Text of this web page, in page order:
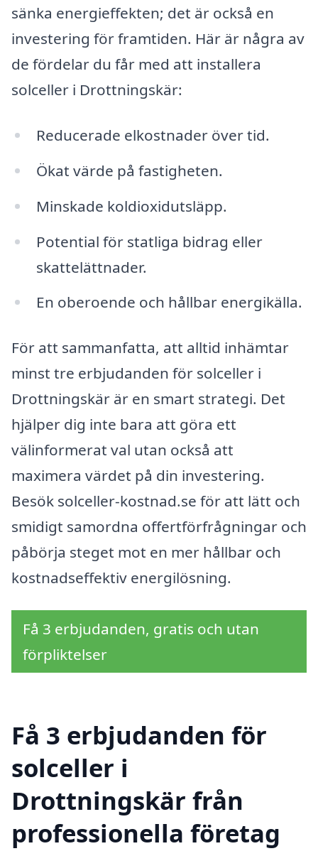
sänka energieffekten; det är också en
investering för framtiden. Här är några av
de fördelar du får med att installera
solceller i Drottningskär:
Reducerade elkostnader över tid.
Ökat värde på fastigheten.
Minskade koldioxidutsläpp.
Potential för statliga bidrag eller
skattelättnader.
En oberoende och hållbar energikälla.
För att sammanfatta, att alltid inhämtar
minst tre erbjudanden för solceller i
Drottningskär är en smart strategi. Det
hjälper dig inte bara att göra ett
välinformerat val utan också att
maximera värdet på din investering.
Besök solceller-kostnad.se för att lätt och
smidigt samordna offertförfrågningar och
påbörja steget mot en mer hållbar och
kostnadseffektiv energilösning.
Få 3 erbjudanden, gratis och utan
förpliktelser
Få 3 erbjudanden för
solceller i
Drottningskär från
professionella företag